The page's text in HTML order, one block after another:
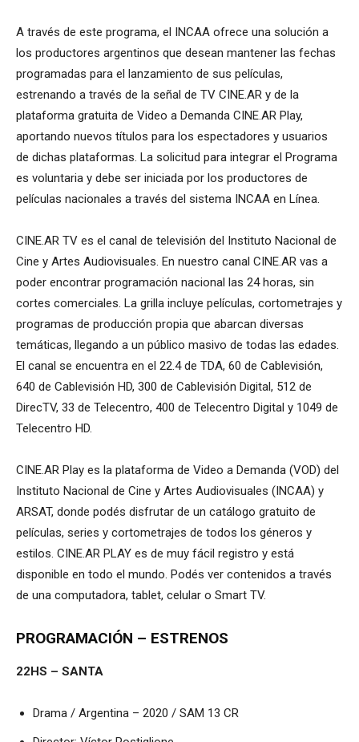
A través de este programa, el INCAA ofrece una solución a
los productores argentinos que desean mantener las fechas
programadas para el lanzamiento de sus películas,
estrenando a través de la señal de TV CINE.AR y de la
plataforma gratuita de Video a Demanda CINE.AR Play,
aportando nuevos títulos para los espectadores y usuarios
de dichas plataformas. La solicitud para integrar el Programa
es voluntaria y debe ser iniciada por los productores de
películas nacionales a través del sistema INCAA en Línea.
CINE.AR TV es el canal de televisión del Instituto Nacional de
Cine y Artes Audiovisuales. En nuestro canal CINE.AR vas a
poder encontrar programación nacional las 24 horas, sin
cortes comerciales. La grilla incluye películas, cortometrajes y
programas de producción propia que abarcan diversas
temáticas, llegando a un público masivo de todas las edades.
El canal se encuentra en el 22.4 de TDA, 60 de Cablevisión,
640 de Cablevisión HD, 300 de Cablevisión Digital, 512 de
DirecTV, 33 de Telecentro, 400 de Telecentro Digital y 1049 de
Telecentro HD.
CINE.AR Play es la plataforma de Video a Demanda (VOD) del
Instituto Nacional de Cine y Artes Audiovisuales (INCAA) y
ARSAT, donde podés disfrutar de un catálogo gratuito de
películas, series y cortometrajes de todos los géneros y
estilos. CINE.AR PLAY es de muy fácil registro y está
disponible en todo el mundo. Podés ver contenidos a través
de una computadora, tablet, celular o Smart TV.
PROGRAMACIÓN – ESTRENOS
22HS – SANTA
Drama / Argentina – 2020 / SAM 13 CR